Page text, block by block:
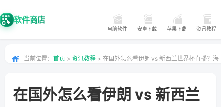
软件商店
电脑软件 安卓下载 苹果下载 资讯教程
当前位置： 首页 > 资讯教程 > 在国外怎么看伊朗 vs 新西兰世界杯直播？海
在国外怎么看伊朗 vs 新西兰